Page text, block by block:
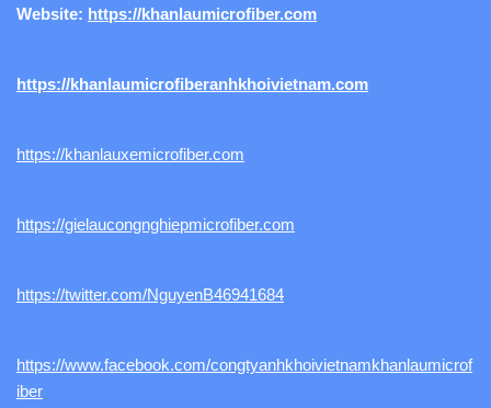
Website: https://khanlaumicrofiber.com
https://khanlaumicrofiberanhkhoivietnam.com
https://khanlauxemicrofiber.com
https://gielaucongnghiepmicrofiber.com
https://twitter.com/NguyenB46941684
https://www.facebook.com/congtyanhkhoivietnamkhanlaumicrof
iber